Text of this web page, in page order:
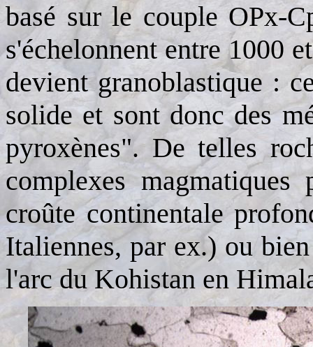
basé sur le couple OPx-
s'échelonnent entre 1000
devient granoblastique :
solide et sont donc des
pyroxènes". De telles
complexes
croûte continentale
Italiennes, par ex.) ou
l'arc du Kohistan en